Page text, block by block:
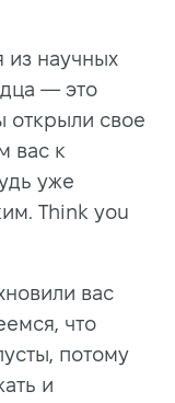
из научных
— это
открыли свое
вас к
уже
Think you
вас
что
потому
и